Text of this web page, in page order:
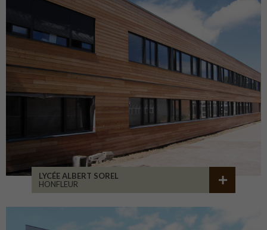
LYCÉE ALBERT SOREL
HONFLEUR